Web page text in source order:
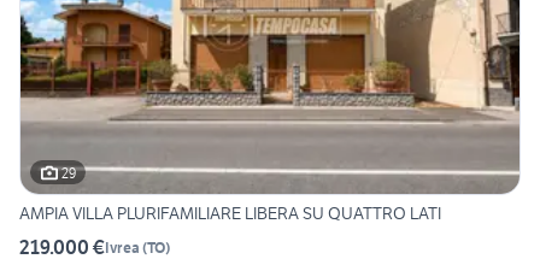
29
AMPIA VILLA PLURIFAMILIARE LIBERA SU QUATTRO LATI
219.000 €Ivrea (TO)